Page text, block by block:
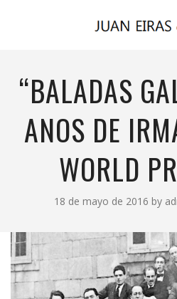
“BALADAS
ANOS DE
WORLD
18 de mayo de 2016 by